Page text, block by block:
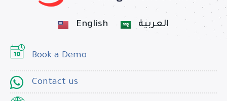
English العربية
Book a Demo
Contact us